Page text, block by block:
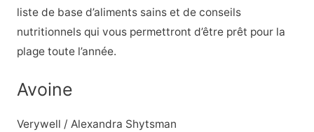
liste de base d’aliments sains et de conseils
nutritionnels qui vous permettront d’être prêt pour la
plage toute l’année.
Avoine
Verywell / Alexandra Shytsman